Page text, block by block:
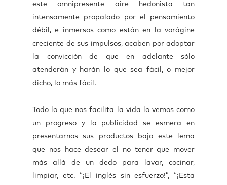
este omnipresente aire hedonista tan
intensamente propalado por el pensamiento
débil, e inmersos como están en la vorágine
creciente de sus impulsos, acaben por adoptar
la convicción de que en adelante sólo
atenderán y harán lo que sea fácil, o mejor
dicho, lo más fácil.
Todo lo que nos facilita la vida lo vemos como
un progreso y la publicidad se esmera en
presentarnos sus productos bajo este lema
que nos hace desear el no tener que mover
más allá de un dedo para lavar, cocinar,
limpiar, etc. “¡El inglés sin esfuerzo!”, “¡Esta